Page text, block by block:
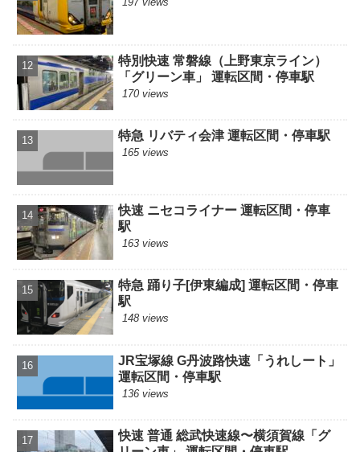
特別快速 常磐線（上野東京ライン）
「グリーン車」 運転区間・停車駅
170 views
特急 リバティ会津 運転区間・停車駅
165 views
快速 ニセコライナー 運転区間・停車
駅
163 views
特急 踊り子[伊東編成] 運転区間・停車
駅
148 views
JR宝塚線 G丹波路快速「うれしート」
運転区間・停車駅
136 views
快速 普通 総武快速線〜横須賀線「グ